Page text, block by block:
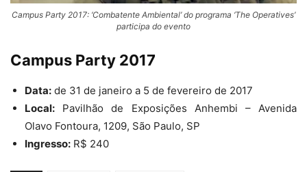
Campus Party 2017: ‘Combatente Ambiental’ do programa ‘The Operatives’
participa do evento
Campus Party 2017
Data: de 31 de janeiro a 5 de fevereiro de 2017
Local: Pavilhão de Exposições Anhembi – Avenida
Olavo Fontoura, 1209, São Paulo, SP
Ingresso: R$ 240